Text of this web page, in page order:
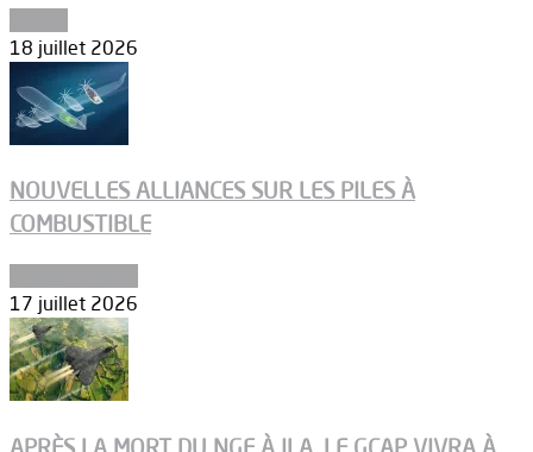
18 juillet 2026
NOUVELLES ALLIANCES SUR LES PILES À
COMBUSTIBLE
17 juillet 2026